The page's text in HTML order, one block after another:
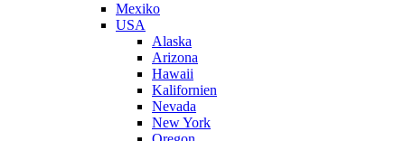
Mexiko
USA
Alaska
Arizona
Hawaii
Kalifornien
Nevada
New York